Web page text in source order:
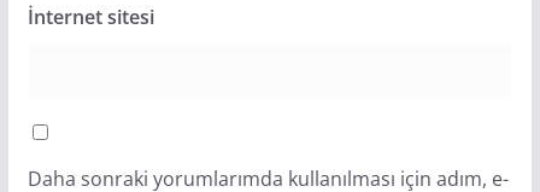
İnternet sitesi
Daha sonraki yorumlarımda kullanılması için adım, e-